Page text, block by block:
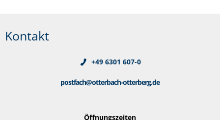
Kontakt
+49 6301 607-0
postfach@otterbach-otterberg.de
Öffnungszeiten